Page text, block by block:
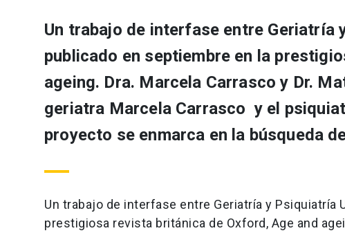
Un trabajo de interfase entre Geriatría
publicado en septiembre en la
ageing. Dra. Marcela Carrasco y Dr.
geriatra Marcela Carrasco y el
proyecto se enmarca en la búsqueda
Un trabajo de interfase entre Geriatría y
prestigiosa revista británica de Oxford, Age and